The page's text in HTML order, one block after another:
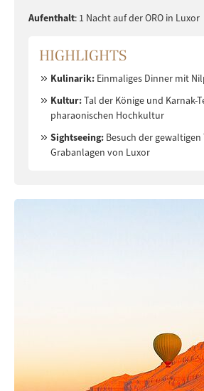
Aufenthalt: 1 Nacht auf der ORO in Luxor
HIGHLIGHTS
Kulinarik: Einmaliges Dinner mit
Kultur:Tal der Könige und Karnak-
pharaonischen Hochkultur
Sightseeing: Besuch der
Grabanlagen von Luxor